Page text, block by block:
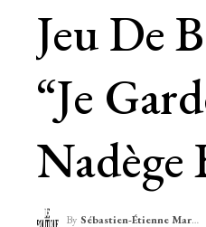
Jeu De
“Je
Nadège
By Sébastien-Étienne Marechal